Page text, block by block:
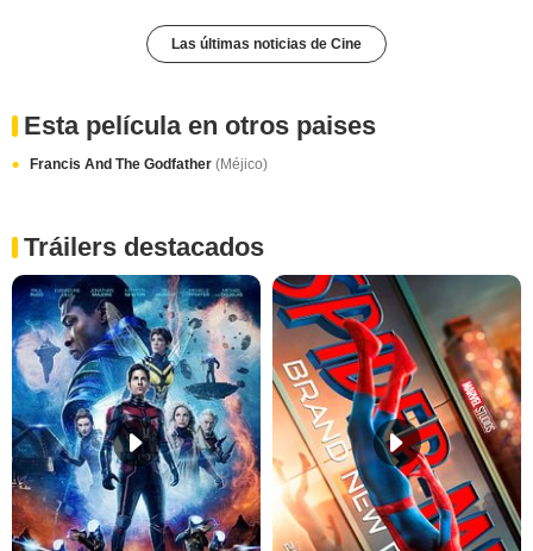
Las últimas noticias de Cine
Esta película en otros paises
Francis And The Godfather (Méjico)
Tráilers destacados